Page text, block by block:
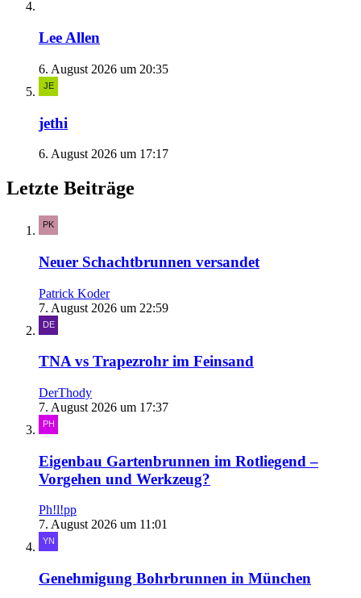
Lee Allen
6. August 2026 um 20:35
jethi
6. August 2026 um 17:17
Letzte Beiträge
Neuer Schachtbrunnen versandet
Patrick Koder
7. August 2026 um 22:59
TNA vs Trapezrohr im Feinsand
DerThody
7. August 2026 um 17:37
Eigenbau Gartenbrunnen im Rotliegend –
Vorgehen und Werkzeug?
Ph!l!pp
7. August 2026 um 11:01
Genehmigung Bohrbrunnen in München